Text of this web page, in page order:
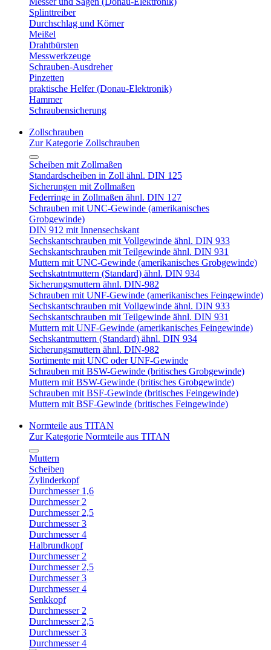
Splinttreiber
Durchschlag und Körner
Meißel
Drahtbürsten
Messwerkzeuge
Schrauben-Ausdreher
Pinzetten
praktische Helfer (Donau-Elektronik)
Hammer
Schraubensicherung
Zollschrauben
Zur Kategorie Zollschrauben
Scheiben mit Zollmaßen
Standardscheiben in Zoll ähnl. DIN 125
Sicherungen mit Zollmaßen
Federringe in Zollmaßen ähnl. DIN 127
Schrauben mit UNC-Gewinde (amerikanisches
Grobgewinde)
DIN 912 mit Innensechskant
Sechskantschrauben mit Vollgewinde ähnl. DIN 933
Sechskantschrauben mit Teilgewinde ähnl. DIN 931
Muttern mit UNC-Gewinde (amerikanisches Grobgewinde)
Sechskatntmuttern (Standard) ähnl. DIN 934
Sicherungsmuttern ähnl. DIN-982
Schrauben mit UNF-Gewinde (amerikanisches Feingewinde)
Sechskantschrauben mit Vollgewinde ähnl. DIN 933
Sechskantschrauben mit Teilgewinde ähnl. DIN 931
Muttern mit UNF-Gewinde (amerikanisches Feingewinde)
Sechskantmuttern (Standard) ähnl. DIN 934
Sicherungsmuttern ähnl. DIN-982
Sortimente mit UNC oder UNF-Gewinde
Schrauben mit BSW-Gewinde (britisches Grobgewinde)
Muttern mit BSW-Gewinde (britisches Grobgewinde)
Schrauben mit BSF-Gewinde (britisches Feingewinde)
Muttern mit BSF-Gewinde (britisches Feingewinde)
Normteile aus TITAN
Zur Kategorie Normteile aus TITAN
Muttern
Scheiben
Zylinderkopf
Durchmesser 1,6
Durchmesser 2
Durchmesser 2,5
Durchmesser 3
Durchmesser 4
Halbrundkopf
Durchmesser 2
Durchmesser 2,5
Durchmesser 3
Durchmesser 4
Senkkopf
Durchmesser 2
Durchmesser 2,5
Durchmesser 3
Durchmesser 4